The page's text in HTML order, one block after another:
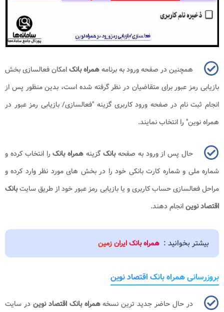
همچنین در صفحه ورود به برنامههمراه بانکامکان فعالسازی بخش
بازیابی رمز عبور برای متقاضیان در نظر گرفته شده است، بدین منظور پس از
انجام ثبت نام در صفحه ورود کاربری گزینه "فعالسازی/ بازیابی رمز عبور در
همراه نوین" را انتخاب نمایند.
حال پس از ورود به صفحهبانکگزینه همراه بانکرا انتخاب کرده و
شماره ملی و شماره کارت بانکی خود را در بخش های مورد نظر وارد کرده و
مراحل فعالسازی حساب کاربری و یا بازیابی رمز عبور خود از طریق سایتبانک
اقتصاد نوینانجام دهند.
بیشتر بخوانید : همراه بانک ایران زمین
بروزرسانی همراه بانک اقتصاد نوین
در حال حاضر جدید ترین نسخههمراه بانک اقتصاد نوین در سایت